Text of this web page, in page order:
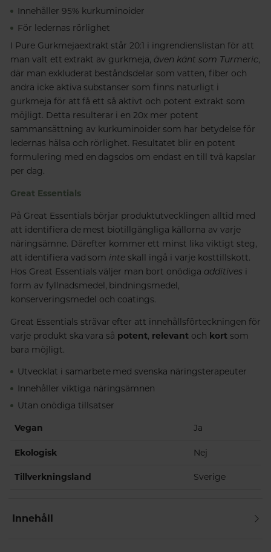
Innehåller 95% kurkuminoider
För ledernas rörlighet
I Pure Gurkmejaextrakt står 20:1 i ingrendienslistan för att
man valt ett extrakt av gurkmeja, även känt som Turmeric,
där man exkluderat beståndsdelar som vatten, fiber och
andra icke aktiva substanser som finns naturligt i
gurkmeja för att få ett så aktivt och potent extrakt som
möjligt. Detta resulterar i en 20x mer potent
sammansättning av kurkuminoider som har betydelse för
ledernas hälsa och rörlighet. Resultatet blir en potent
formulering med en dagsdos om endast en till två kapslar
per dag.
Great Essentials
På Great Essentials börjar produktutvecklingen alltid med
att identifiera de mest biotillgängliga källorna av varje
näringsämne. Därefter kommer ett minst lika viktigt steg,
att identifiera vad som inte skall ingå i varje kosttillskott.
Hos Great Essentials väljer man bort onödiga additives i
form av fyllnadsmedel, bindningsmedel,
konserveringsmedel och coatings.
Great Essentials strävar efter att innehållsförteckningen för
varje produkt ska vara så potent, relevant och kort som
bara möjligt.
Utvecklat i samarbete med svenska näringsterapeuter
Innehåller viktiga näringsämnen
Utan onödiga tillsatser
Vegan Ja
Ekologisk Nej
Tillverkningsland Sverige
Innehåll